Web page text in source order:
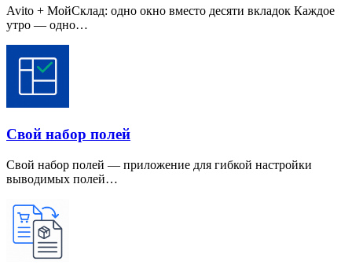
Avito + МойСклад: одно окно вместо десяти вкладок Каждое
утро — одно…
Свой набор полей
Свой набор полей — приложение для гибкой настройки
выводимых полей…